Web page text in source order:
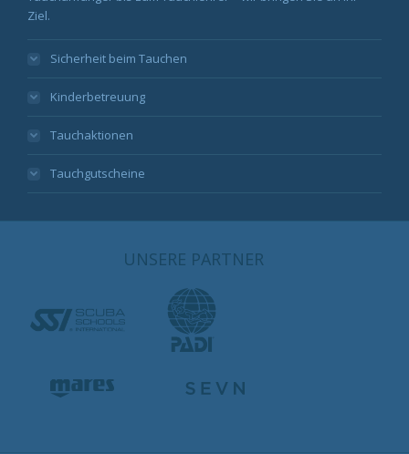
Ziel.
Sicherheit beim Tauchen
Kinderbetreuung
Tauchaktionen
Tauchgutscheine
UNSERE PARTNER